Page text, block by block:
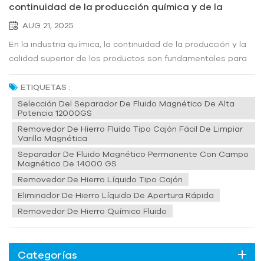
continuidad de la producción química y de la
calidad del producto
AUG 21, 2025
En la industria química, la continuidad de la producción y la
calidad superior de los productos son fundamentales para
la supervivencia y el desarrollo de una empresa. Cualquier
interrupción inesperada o pequeño fallo puede resultar en
pérdidas financieras significativas y riesgos para la
reputación...
ETIQUETAS :
Selección Del Separador De Fluido Magnético De Alta
Potencia 12000GS
Removedor De Hierro Fluido Tipo Cajón Fácil De Limpiar
Varilla Magnética
Separador De Fluido Magnético Permanente Con Campo
Magnético De 14000 GS
Removedor De Hierro Líquido Tipo Cajón
Eliminador De Hierro Líquido De Apertura Rápida
Removedor De Hierro Químico Fluido
Categorías